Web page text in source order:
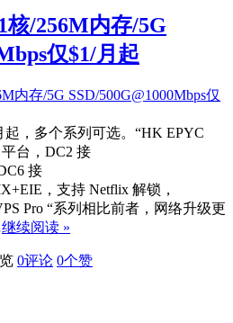
核/256M内存/5G
仅$1/月起
起，多个系列可选。“HK EPYC
台，DC2 接
接
，支持 Netflix 解锁，
Pro “系列相比前者，网络升级更
继续阅读 »
0评论 0个赞